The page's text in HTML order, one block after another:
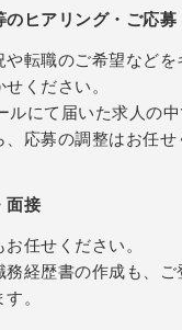
のヒアリング・ご応募
や転職のご希望など
ください。
ルにて届いた求人の
応募の調整はお任せ
面接
任せください。
務経歴書の作成も、
。